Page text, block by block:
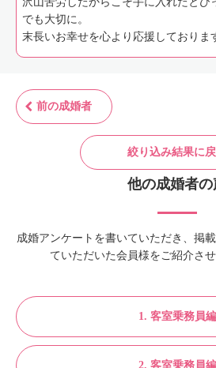
でも大切に。
末長いお幸せを心より応援しておりま
前の成婚者
絞り込み結果に
他の成婚者の
成婚アンケートを書いていただき、掲
ていただいた会員様をご紹介さ
1. 客室乗務員編
2. 客室乗務員編